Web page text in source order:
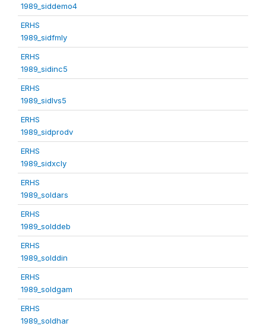
1989_siddemo4
ERHS
1989_sidfmly
ERHS
1989_sidinc5
ERHS
1989_sidlvs5
ERHS
1989_sidprodv
ERHS
1989_sidxcly
ERHS
1989_soldars
ERHS
1989_solddeb
ERHS
1989_solddin
ERHS
1989_soldgam
ERHS
1989_soldhar